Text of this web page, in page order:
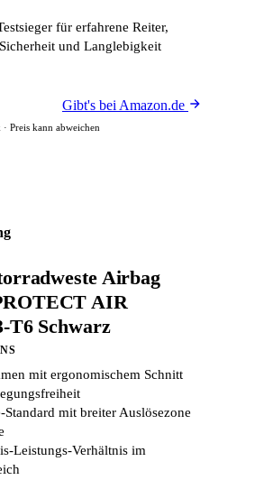
für erfahrene Reiter,
und Langlebigkeit
Gibt's bei Amazon.de
Preis kann abweichen
Airbag
AIR
T6 Schwarz
mit ergonomischem Schnitt
Standard mit breiter Auslösezone
Leistungs-Verhältnis im